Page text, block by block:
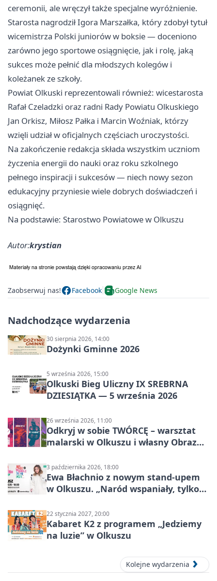
ceremonii, ale wręczył także specjalne wyróżnienie.
Starosta nagrodził Igora Marszałka, który zdobył tytuł
wicemistrza Polski juniorów w boksie — doceniono
zarówno jego sportowe osiągnięcie, jak i rolę, jaką
sukces może pełnić dla młodszych kolegów i
koleżanek ze szkoły.
Powiat Olkuski reprezentowali również: wicestarosta
Rafał Czeladzki oraz radni Rady Powiatu Olkuskiego
Jan Orkisz, Miłosz Pałka i Marcin Woźniak, którzy
wzięli udział w oficjalnych częściach uroczystości.
Na zakończenie redakcja składa wszystkim uczniom
życzenia energii do nauki oraz roku szkolnego
pełnego inspiracji i sukcesów — niech nowy sezon
edukacyjny przyniesie wiele dobrych doświadczeń i
osiągnięć.
Na podstawie: Starostwo Powiatowe w Olkuszu
Autor:krystian
Zaobserwuj nas! Facebook Google News
Nadchodzące wydarzenia
30 sierpnia 2026, 14:00
Dożynki Gminne 2026
5 września 2026, 15:00
Olkuski Bieg Uliczny IX SREBRNA
DZIESIĄTKA — 5 września 2026
26 września 2026, 11:00
Odkryj w sobie TWÓRCĘ – warsztat
malarski w Olkuszu i własny Obraz
3 października 2026, 18:00
Ewa Błachnio z nowym stand-upem
w Olkuszu. „Naród wspaniały, tylko
22 stycznia 2027, 20:00
Kabaret K2 z programem „Jedziemy
na luzie” w Olkuszu
Kolejne wydarzenia